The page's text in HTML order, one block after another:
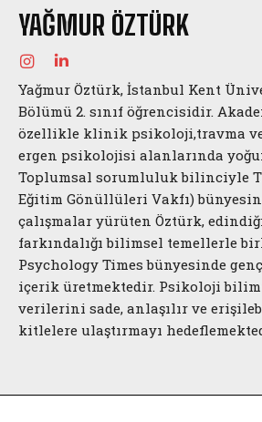
YAĞMUR ÖZTÜRK
Yağmur Öztürk, İstanbul Kent
Bölümü 2. sınıf öğrencisidir.
özellikle klinik psikoloji,travma ve
ergen psikolojisi alanlarında
Toplumsal sorumluluk bilinciyle
Eğitim Gönüllüleri Vakfı)
çalışmalar yürüten Öztürk,
farkındalığı bilimsel temellerle
Psychology Times bünyesinde
içerik üretmektedir. Psikoloji
verilerini sade, anlaşılır ve
kitlelere ulaştırmayı